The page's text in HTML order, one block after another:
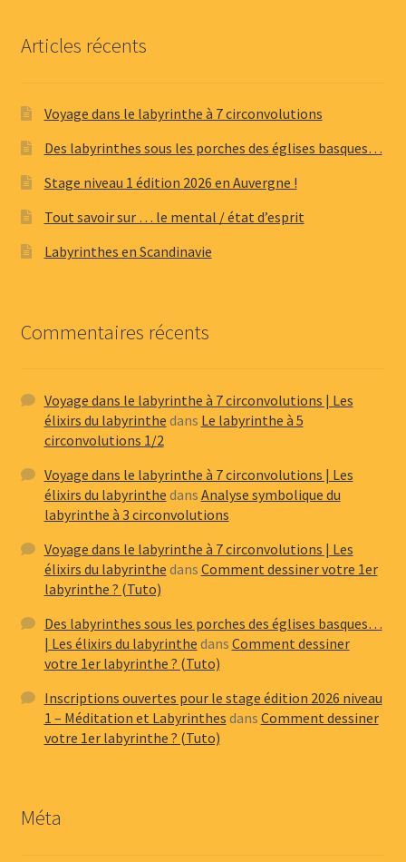
Articles récents
Voyage dans le labyrinthe à 7 circonvolutions
Des labyrinthes sous les porches des églises basques…
Stage niveau 1 édition 2026 en Auvergne !
Tout savoir sur … le mental / état d’esprit
Labyrinthes en Scandinavie
Commentaires récents
Voyage dans le labyrinthe à 7 circonvolutions | Les
élixirs du labyrinthe dans Le labyrinthe à 5
circonvolutions 1/2
Voyage dans le labyrinthe à 7 circonvolutions | Les
élixirs du labyrinthe dans Analyse symbolique du
labyrinthe à 3 circonvolutions
Voyage dans le labyrinthe à 7 circonvolutions | Les
élixirs du labyrinthe dans Comment dessiner votre 1er
labyrinthe ? (Tuto)
Des labyrinthes sous les porches des églises basques…
| Les élixirs du labyrinthe dans Comment dessiner
votre 1er labyrinthe ? (Tuto)
Inscriptions ouvertes pour le stage édition 2026 niveau
1 – Méditation et Labyrinthes dans Comment dessiner
votre 1er labyrinthe ? (Tuto)
Méta